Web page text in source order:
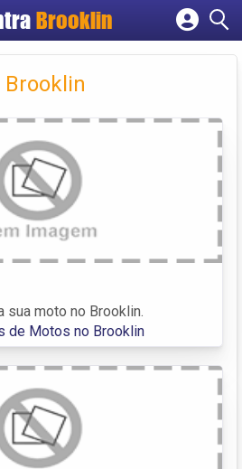
Brooklin
Cadastrar empresa
Criar conta
sua moto no Brooklin.
de Motos no Brooklin